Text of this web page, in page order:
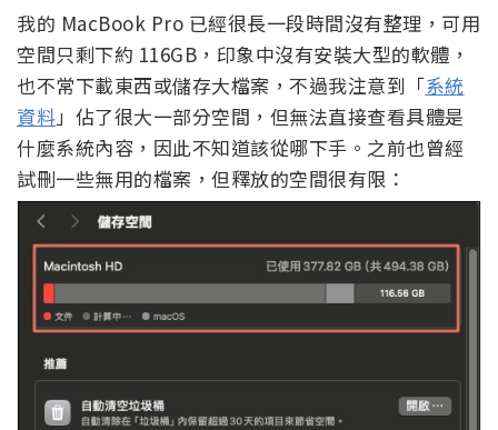
我的 MacBook Pro 已經很長一段時間沒有整理，可用
空間只剩下約 116GB，印象中沒有安裝大型的軟體，
也不常下載東西或儲存大檔案，不過我注意到「系統
資料」佔了很大一部分空間，但無法直接查看具體是
什麼系統內容，因此不知道該從哪下手。之前也曾經
試刪一些無用的檔案，但釋放的空間很有限：